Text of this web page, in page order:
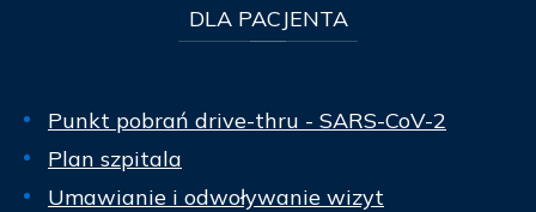
DLAPACJENTA
Punkt pobrań drive-thru - SARS-CoV-2
Plan szpitala
Umawianie i odwoływanie wizyt